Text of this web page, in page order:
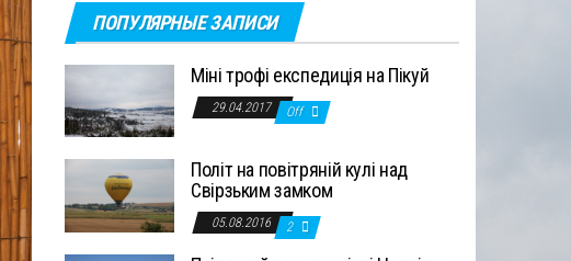
ПОПУЛЯРНЫЕ ЗАПИСИ
Міні трофі експедиція на Пікуй
29.04.2017 Off
Політ на повітряній кулі над
Свірзьким замком
05.08.2016 2